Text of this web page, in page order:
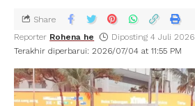
Terakhir diperbarui: 2026/07/04 at 11:55 PM
Reporter Rohena he Diposting 4 Juli 2026
Share